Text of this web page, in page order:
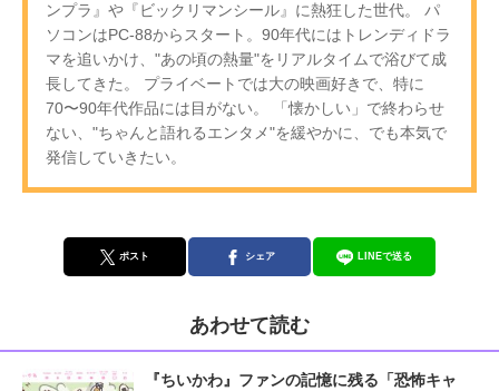
ンプラ』や『ビックリマンシール』に熱狂した世代。 パ
ソコンはPC-88からスタート。90年代にはトレンディドラ
マを追いかけ、"あの頃の熱量"をリアルタイムで浴びて成
長してきた。 プライベートでは大の映画好きで、特に
70〜90年代作品には目がない。 「懐かしい」で終わらせ
ない、"ちゃんと語れるエンタメ"を緩やかに、でも本気で
発信していきたい。
ポスト シェア LINEで送る
あわせて読む
『ちいかわ』ファンの記憶に残る「恐怖キャ